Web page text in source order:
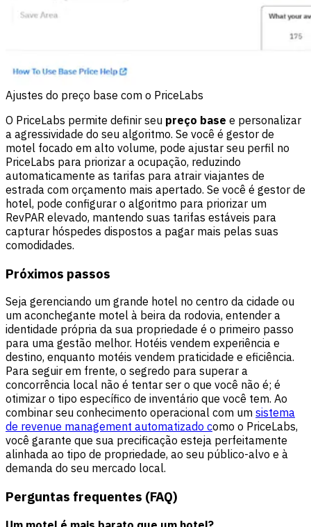
Ajustes do preço base com o PriceLabs
O PriceLabs permite definir seu preço base e personalizar
a agressividade do seu algoritmo. Se você é gestor de
motel focado em alto volume, pode ajustar seu perfil no
PriceLabs para priorizar a ocupação, reduzindo
automaticamente as tarifas para atrair viajantes de
estrada com orçamento mais apertado. Se você é gestor de
hotel, pode configurar o algoritmo para priorizar um
RevPAR elevado, mantendo suas tarifas estáveis para
capturar hóspedes dispostos a pagar mais pelas suas
comodidades.
Próximos passos
Seja gerenciando um grande hotel no centro da cidade ou
um aconchegante motel à beira da rodovia, entender a
identidade própria da sua propriedade é o primeiro passo
para uma gestão melhor. Hotéis vendem experiência e
destino, enquanto motéis vendem praticidade e eficiência.
Para seguir em frente, o segredo para superar a
concorrência local não é tentar ser o que você não é; é
otimizar o tipo específico de inventário que você tem. Ao
combinar seu conhecimento operacional com um sistema
de revenue management automatizado como o PriceLabs,
você garante que sua precificação esteja perfeitamente
alinhada ao tipo de propriedade, ao seu público-alvo e à
demanda do seu mercado local.
Perguntas frequentes (FAQ)